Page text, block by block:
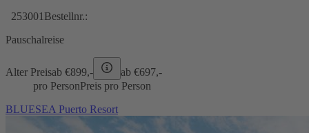
253001 Bestellnr.:
Pauschalreise
Alter Preisab €899,- ab €697,-
pro PersonPreis pro Person
BLUESEA Puerto Resort